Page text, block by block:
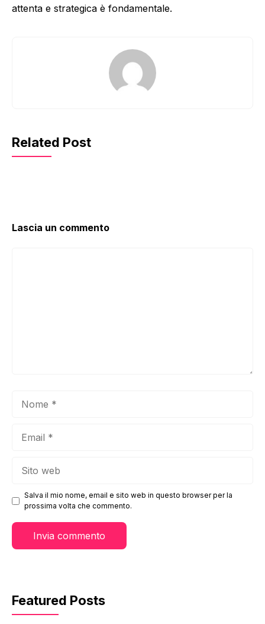
attenta e strategica è fondamentale.
Related Post
Lascia un commento
Salva il mio nome, email e sito web in questo browser per la
prossima volta che commento.
Featured Posts